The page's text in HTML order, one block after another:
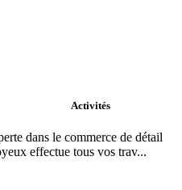
Activités
dans le commerce de détail
effectue tous vos trav...